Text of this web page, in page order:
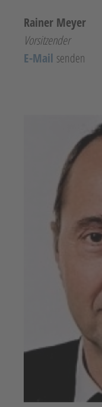
Rainer Meyer
Vorsitzender
E-Mail senden